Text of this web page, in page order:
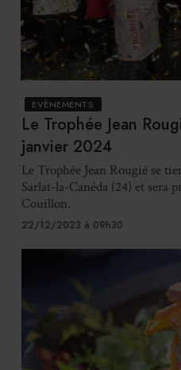
EVÈNEMENTS
Le Trophée Jean
janvier 2024
Le Trophée Jean Rougié se
Sarlat-la-Canéda (24) et sera
Couillon.
22/12/2023 à 09h30